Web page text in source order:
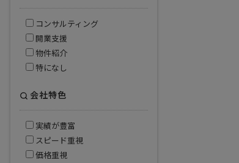
コンサルティング
開業支援
物件紹介
特になし
会社特色
実績が豊富
スピード重視
価格重視